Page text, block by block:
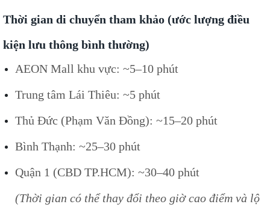
Thời gian di chuyển tham khảo (ước lượng điều
kiện lưu thông bình thường)
AEON Mall khu vực: ~5–10 phút
Trung tâm Lái Thiêu: ~5 phút
Thủ Đức (Phạm Văn Đồng): ~15–20 phút
Bình Thạnh: ~25–30 phút
Quận 1 (CBD TP.HCM): ~30–40 phút
(Thời gian có thể thay đổi theo giờ cao điểm và lộ